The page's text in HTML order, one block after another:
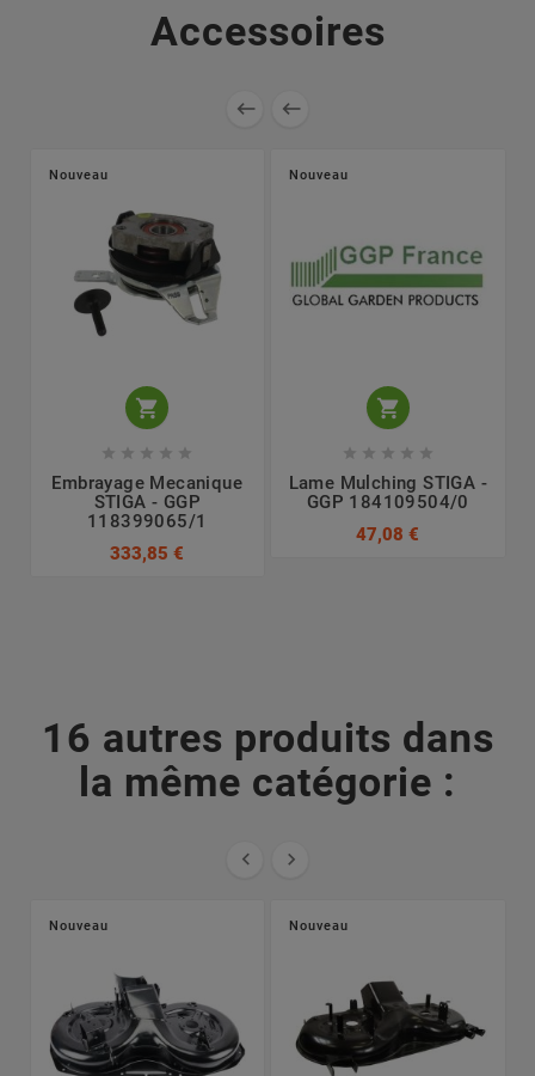
Accessoires
 
Nouveau

    
Embrayage Mecanique
STIGA - GGP
118399065/1
333,85 €
Nouveau

    
Lame Mulching STIGA -
GGP 184109504/0
47,08 €
16 autres produits dans
la même catégorie :
 
Nouveau Nouveau